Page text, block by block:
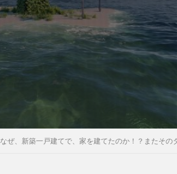
なぜ、新築一戸建てで、家を建てたのか！？またその